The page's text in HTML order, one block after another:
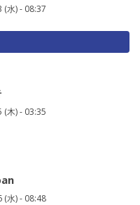
水) - 08:37
木) - 03:35
水) - 08:48